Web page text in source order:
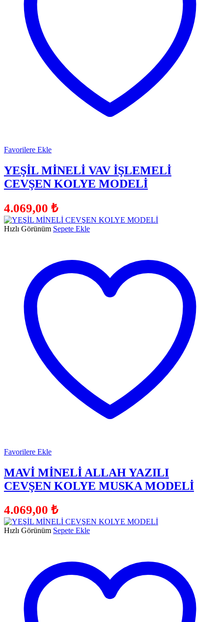
Favorilere Ekle
YEŞİL MİNELİ VAV İŞLEMELİ
CEVŞEN KOLYE MODELİ
4.069,00 ₺
Hızlı Görünüm Sepete Ekle
Favorilere Ekle
MAVİ MİNELİ ALLAH YAZILI
CEVŞEN KOLYE MUSKA MODELİ
4.069,00 ₺
Hızlı Görünüm Sepete Ekle